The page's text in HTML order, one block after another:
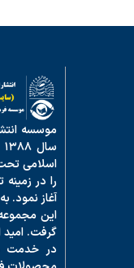
موسسه
اسلامی
را در
آغاز نمود.
این
گرفت.
در خدمت